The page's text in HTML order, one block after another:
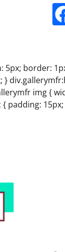
5px; border:
}
img {
padding: